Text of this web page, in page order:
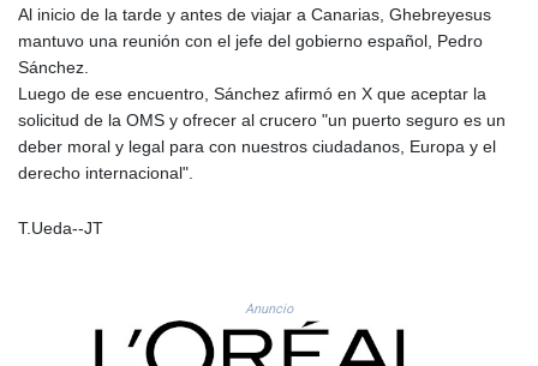
NZD 1.961547
OMR 0.442559
PEN 3.913564
PGK 5.112721
PHP 70.183258
RON 5.244583
RSD 117.953626
Al inicio de la tarde y antes de viajar a Canarias, Ghebreyesus
mantuvo una reunión con el jefe del gobierno español, Pedro
Sánchez.
Luego de ese encuentro, Sánchez afirmó en X que aceptar la
solicitud de la OMS y ofrecer al crucero "un puerto seguro es un
deber moral y legal para con nuestros ciudadanos, Europa y el
derecho internacional".
T.Ueda--JT
Anuncio